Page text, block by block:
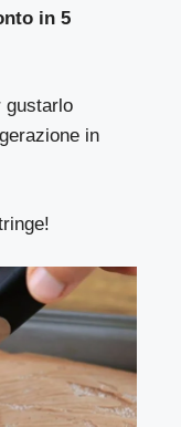
in 5
gustarlo
in